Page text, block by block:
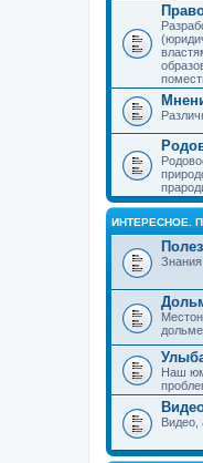
ИНТЕРЕСНОЕ.
Наш
Видео,